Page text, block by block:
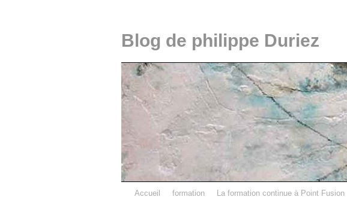
Blog de philippe Duriez
Accueil formation La formation continue à Point Fusion